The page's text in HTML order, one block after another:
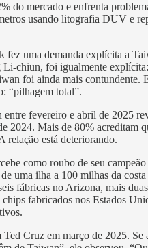
do mercado e enfrenta
usando litografia DUV e
uma demanda explícita a
chiun, foi igualmente
foi ainda mais
“pilhagem total”.
fevereiro e abril de 2025
2024. Mais de 80% acreditam
relação está deteriorando.
como roubo de seu
uma ilha a 100 milhas da
fábricas no Arizona, mais
fabricados nos Estados
Cruz em março de 2025.